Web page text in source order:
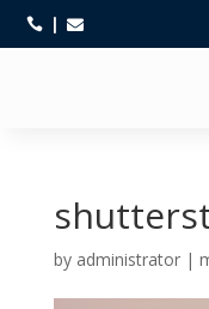
 
by administrator|